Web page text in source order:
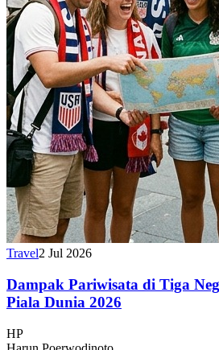
Travel2 Jul 2026
Dampak Pariwisata di Tiga
Piala Dunia 2026
HP